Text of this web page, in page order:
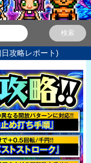
攻略レポート)